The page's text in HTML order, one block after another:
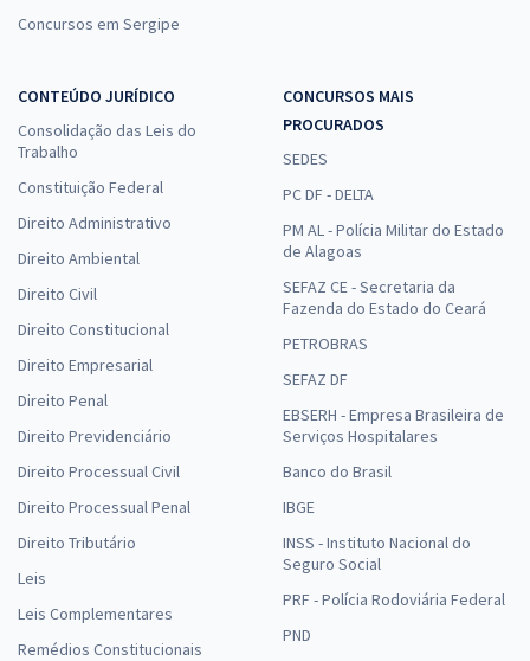
Concursos em Sergipe
CONTEÚDO JURÍDICO
Consolidação das Leis do
Trabalho
Constituição Federal
Direito Administrativo
Direito Ambiental
Direito Civil
Direito Constitucional
Direito Empresarial
Direito Penal
Direito Previdenciário
Direito Processual Civil
Direito Processual Penal
Direito Tributário
Leis
Leis Complementares
Remédios Constitucionais
CONCURSOS MAIS
PROCURADOS
SEDES
PC DF - DELTA
PM AL - Polícia Militar do Estado
de Alagoas
SEFAZ CE - Secretaria da
Fazenda do Estado do Ceará
PETROBRAS
SEFAZ DF
EBSERH - Empresa Brasileira de
Serviços Hospitalares
Banco do Brasil
IBGE
INSS - Instituto Nacional do
Seguro Social
PRF - Polícia Rodoviária Federal
PND